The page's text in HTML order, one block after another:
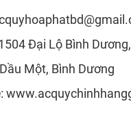
Đại Lộ Bình
Một, Bình Dương
: